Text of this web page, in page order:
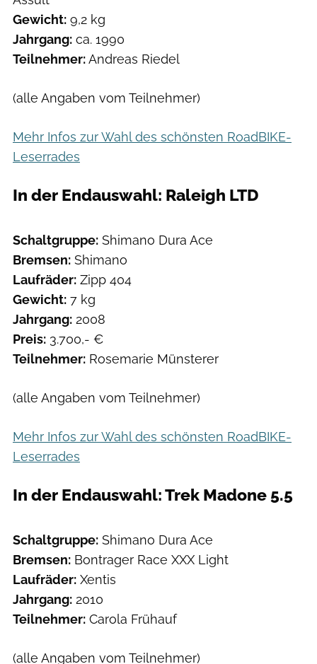
Gewicht: 9,2 kg
Jahrgang: ca. 1990
Teilnehmer:Andreas Riedel
(alle Angaben vom Teilnehmer)
Mehr Infos zur Wahl des schönsten RoadBIKE-
Leserrades
In der Endauswahl: Raleigh LTD
Schaltgruppe: Shimano Dura Ace
Bremsen: Shimano
Laufräder: Zipp 404
Gewicht: 7 kg
Jahrgang: 2008
Preis: 3.700,- €
Teilnehmer: Rosemarie Münsterer
(alle Angaben vom Teilnehmer)
Mehr Infos zur Wahl des schönsten RoadBIKE-
Leserrades
In der Endauswahl: Trek Madone 5.5
Schaltgruppe: Shimano Dura Ace
Bremsen: Bontrager Race XXX Light
Laufräder: Xentis
Jahrgang: 2010
Teilnehmer: Carola Frühauf
(alle Angaben vom Teilnehmer)